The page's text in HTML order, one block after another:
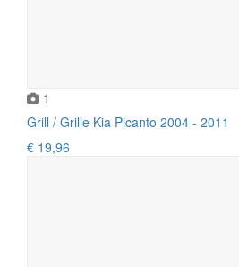
1
Grill / Grille Kia Picanto 2004 - 2011
€ 19,96